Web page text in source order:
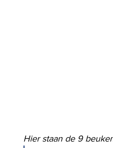
Hier staan de 9